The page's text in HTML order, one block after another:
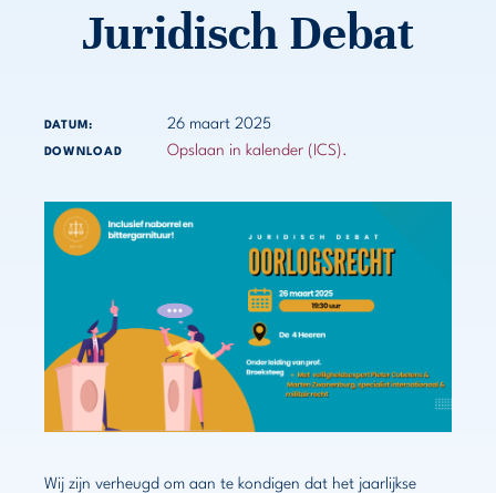
Juridisch Debat
DATUM: 26 maart 2025
DOWNLOAD Opslaan in kalender (ICS).
Wij zijn verheugd om aan te kondigen dat het jaarlijkse